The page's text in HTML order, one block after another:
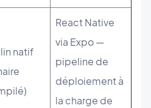
natif
React Native
via Expo —
pipeline de
déploiement à
la charge de